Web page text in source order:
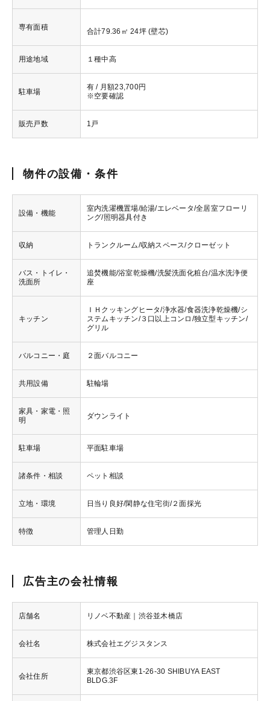
専有面積
合計79.36㎡ 24坪 (壁芯)
用途地域 １種中高
駐車場
有 / 月額23,700円
※空要確認
販売戸数 1戸
物件の設備・条件
設備・機能
室内洗濯機置場/給湯/エレベータ/全居室フローリ
ング/照明器具付き
収納 トランクルーム/収納スペース/クローゼット
バス・トイレ・
洗面所
追焚機能/浴室乾燥機/洗髪洗面化粧台/温水洗浄便
座
キッチン
ＩＨクッキングヒータ/浄水器/食器洗浄乾燥機/シ
ステムキッチン/３口以上コンロ/独立型キッチン/
グリル
バルコニー・庭 ２面バルコニー
共用設備 駐輪場
家具・家電・照
明
ダウンライト
駐車場 平面駐車場
諸条件・相談 ペット相談
立地・環境 日当り良好/閑静な住宅街/２面採光
特徴 管理人日勤
広告主の会社情報
店舗名 リノベ不動産｜渋谷並木橋店
会社名 株式会社エグジスタンス
会社住所
東京都渋谷区東1-26-30 SHIBUYA EAST
BLDG.3F